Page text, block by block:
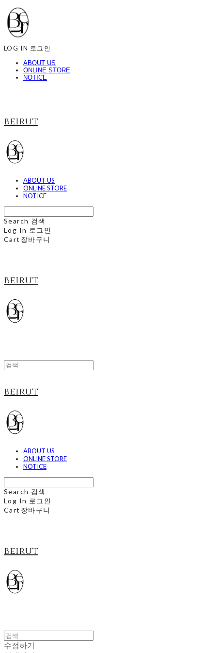
LOG IN 로그인
ABOUT US
ONLINE STORE
NOTICE
beirut
ABOUT US
ONLINE STORE
NOTICE
Search 검색
Log In 로그인
Cart 장바구니
beirut
beirut
ABOUT US
ONLINE STORE
NOTICE
Search 검색
Log In 로그인
Cart 장바구니
beirut
수정하기